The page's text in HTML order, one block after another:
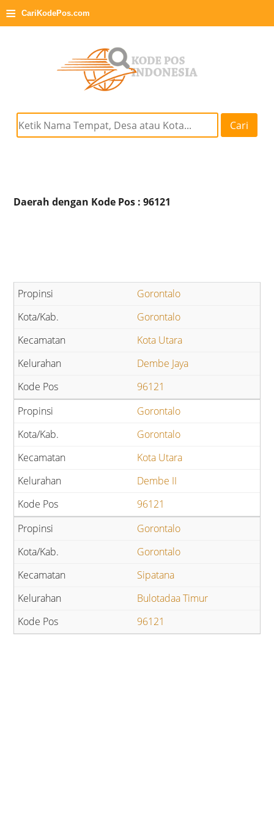
≡ CariKodePos.com
Cari
Daerah dengan Kode Pos : 96121
Gorontalo
Gorontalo
Kota Utara
Dembe Jaya
96121
Gorontalo
Gorontalo
Kota Utara
Dembe II
96121
Gorontalo
Gorontalo
Sipatana
Bulotadaa Timur
96121